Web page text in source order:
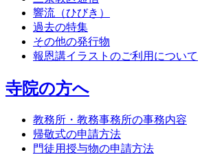
響流（ひびき）
過去の特集
その他の発行物
報恩講イラストのご利用について
寺院の方へ
教務所・教務事務所の事務内容
帰敬式の申請方法
門徒用授与物の申請方法